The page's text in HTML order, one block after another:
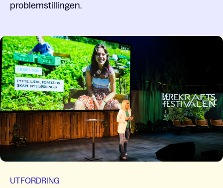
problemstillingen.
UTFORDRING